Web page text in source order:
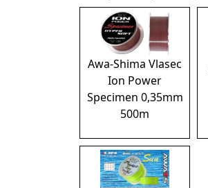
Awa-Shima Vlasec
Ion Power
Specimen 0,35mm
500m